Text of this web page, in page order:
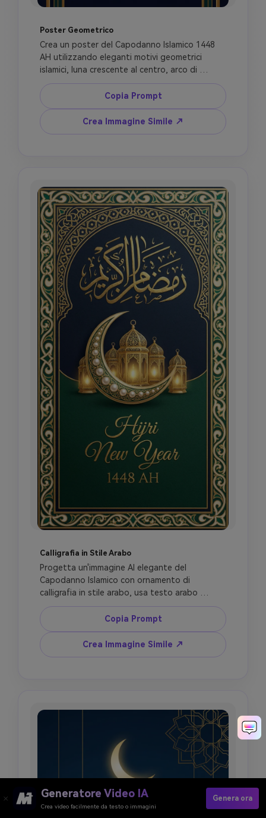
Poster Geometrico
Crea un poster del Capodanno Islamico 1448
AH utilizzando eleganti motivi geometrici
islamici, luna crescente al centro, arco di
moschea raffinato, palette smeraldo, blu navy,
avorio e oro, area titolo pulita per Buon
Capodanno Hijri, design grafico piatto premium
mixato con illuminazione sottile, adatto per
poster digitale e annuncio per la comunità,
Copia Prompt
Crea Immagine Simile ↗
Calligrafia in Stile Arabo
Progetta un'immagine AI elegante del
Capodanno Islamico con ornamento di
calligrafia in stile arabo, usa testo arabo
verificato solo se viene fornita la frase esatta,
altrimenti crea tratti calligrafici astratti senza
parole leggibili, aggiungi luna crescente,
lanterne dorate, arco di moschea, cornice
geometrica islamica, area titolo in inglese per
Copia Prompt
Crea Immagine Simile ↗
Generatore Video IA
Crea video facilmente da testo o immagini
Genera ora